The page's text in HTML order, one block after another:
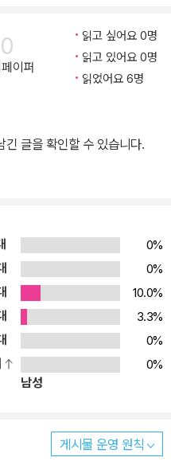
있어요. 또, 계절에 따라 나타나
려 주지요. 유아들은 곰들의 일
보면서 계절의 순환과 자연에
이해할 수 있어요. 또 생활 속
. 곰들이 모
한 차를 마시고 있어요. 봄이
가을이에요. 곰들
. 곧 겨울이 올 테지만 단단히
예요.
0
이퍼
읽고 싶어요 0명
읽고 있어요 0명
읽었어요 6명
긴 글을 확인할 수 있습니다.
0%
0%
10.0%
3.3%
0%
0%
남성
게시물 운영 원칙